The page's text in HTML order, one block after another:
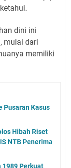
dini ini
mulai dari
memiliki
Pusaran Kasus
Hibah Riset
NTB Penerima
1989 Perkuat